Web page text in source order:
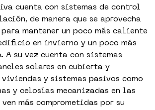
cuenta con sistemas de control
de manera que se aprovecha
mantener un poco más caliente
en invierno y un poco más
A su vez cuenta con sistemas
solares en cubierta y
y sistemas pasivos como
y celosías mecanizadas en las
ven más comprometidas por su